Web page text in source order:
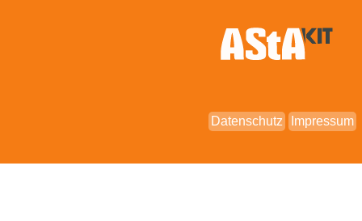
Impressum
Datenschutz